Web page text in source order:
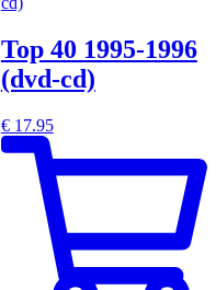
Top 40 1995-1996
(dvd-cd)
€17.95